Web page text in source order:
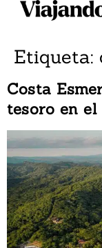
Etiqueta:
Costa
tesoro en el